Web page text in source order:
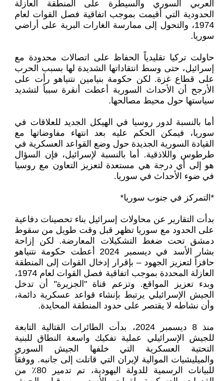
العربي السوري والسيطرة على المنطقة العازلة
الحدودية التي أقيمت بموجب اتفاقية فصل القوات لعام
1974، والتحول إلى ممارسة الغارات البرية على أراضي
سوريا.
حاولت تركيا تقليدياً الحفاظ على اتصالات محدودة مع
إسرائيل، حتى وسط انتقاداتها الشديدة لها بسبب الحرب
على قطاع غزة. لكن حكومة بنيامين نتنياهو رأت على
الأرجح أن الأحداث السورية أعطت أنقرة سبباً لتشديد
سياستها حول محيط مصالحها.
أما بالنسبة لدور روسيا في الهيكل الجديد للعلاقات في
سوريا، فيمكن الحكم عليه بعد انتهاء مفاوضاتها مع
القيادة السورية الجديدة حول وضع القواعد العسكرية في
طرطوس واللاذقية. أما بالنسبة لإسرائيل، فإن السؤال
هو إلى أي درجة هي مستعدة لتعزيز التعاون مع روسيا
في ضوء الأحداث في سوريا.
*التمركز في جنوب سوريا*
بدأت التقارير عن محاولات إسرائيل بناء تحصينات دفاعية
على الحدود مع سوريا تظهر قبل وقت طويل من سقوط
دمشق تحت ضغط التشكيلات المعارضة. لكن إزاحة
بشار الأسد في ديسمبر 2024 أعطت حكومة نتنياهو
حافزاً لتعزيز الجهود – بإقرار إدخال القوات إلى المنطقة
العازلة المحددة بموجب اتفاقية فصل القوات لعام 1974،
وبدء تعزيز المواقع. وتزعم قناة "الجزيرة" أن تدخل
الجيش الإسرائيلي يرتبط بإنشاء قواعد عسكرية دائمة،
وأن نشاطه لا يقتصر على حدود المنطقة المحايدة.
منذ 8 ديسمبر 2024، بدأت الطائرات القتالية التابعة
للجيش الإسرائيلي عملية تفكيك واسعة النطاق للبنية
التحتية العسكرية التي خلفها الجيش السوري
والميليشيات الموالية لإيران التي قاتلت إلى جانبه. ووفقاً
للبيانات الرسمية للدولة اليهودية، تم تدمير 80٪ من